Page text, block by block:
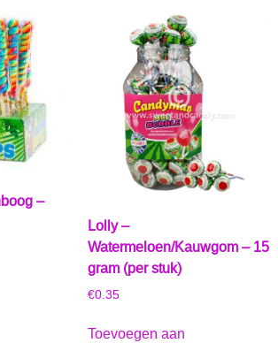
–
Lolly –
Watermeloen/Kauwgom – 15
gram (per stuk)
€0.35
Toevoegen aan